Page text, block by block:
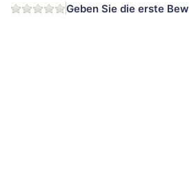
Geben Sie die erste